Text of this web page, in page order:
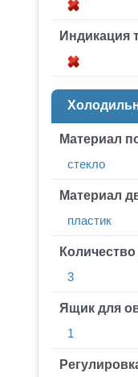
Индикация
Материал
стекло
Материал
пластик
3
Ящик для
1